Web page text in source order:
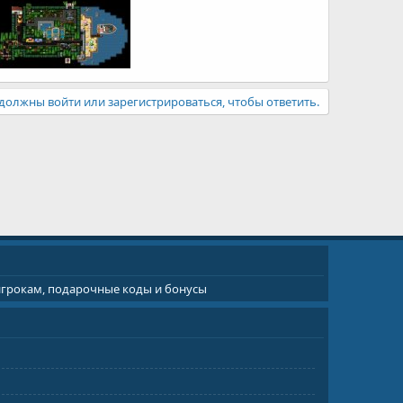
войти или зарегистрироваться, чтобы ответить.
подарочные коды и бонусы